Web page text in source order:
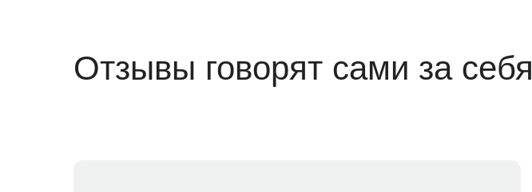
Отзывы говорят сами за себя